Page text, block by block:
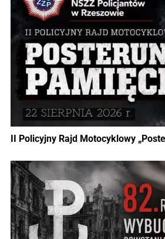
II Policyjny Rajd Motocyklowy